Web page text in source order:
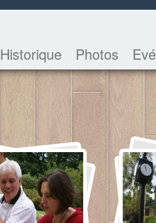
Historique Photos